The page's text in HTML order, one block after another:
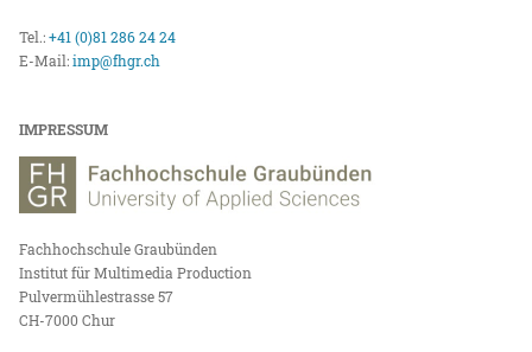
Tel.:+41 (0)81 286 24 24
E-Mail:imp@fhgr.ch
IMPRESSUM
Fachhochschule Graubünden
Institut für Multimedia Production
Pulvermühlestrasse 57
CH-7000 Chur